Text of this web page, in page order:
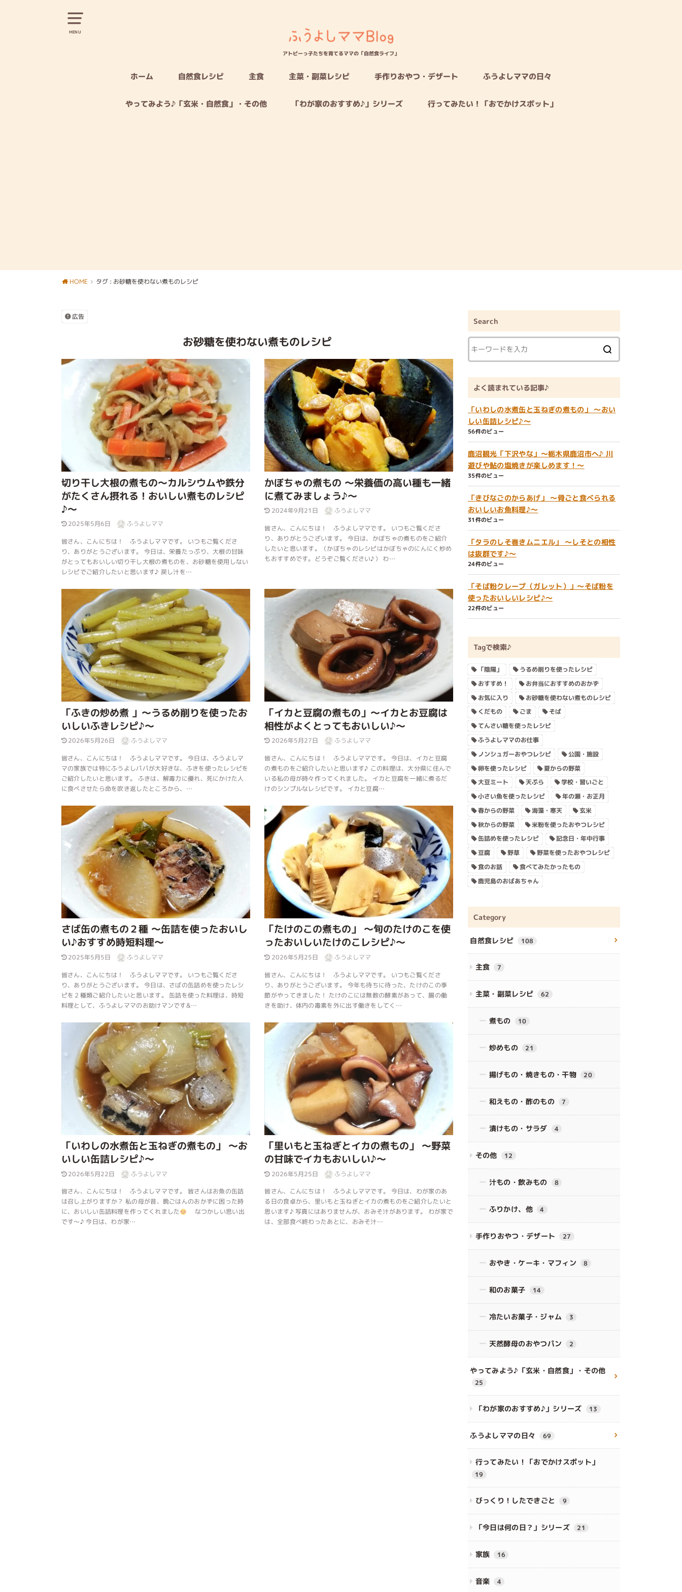
MENU
アトピーっ子たちを育てるママの「自然食ライフ」
ホーム 自然食レシピ 主食 主菜・副菜レシピ 手作りおやつ・デザート ふうよしママの日々
やってみよう♪「玄米・自然食」・その他 「わが家のおすすめ♪」シリーズ 行ってみたい！「おでかけスポット」
HOME タグ : お砂糖を使わない煮ものレシピ
広告
お砂糖を使わない煮ものレシピ
切り干し大根の煮もの～カルシウムや鉄分
がたくさん摂れる！おいしい煮ものレシピ
♪～
2025年5月6日 ふうよしママ
皆さん、こんにちは！ ふうよしママです。 いつもご覧くださ
り、ありがとうございます。 今日は、栄養たっぷり、大根の甘味
がとってもおいしい切り干し大根の煮ものを、お砂糖を使用しない
レシピでご紹介したいと思います♪ 戻し汁を…
かぼちゃの煮もの ～栄養価の高い種も一緒
に煮てみましょう♪～
2024年9月21日 ふうよしママ
皆さん、こんにちは！ ふうよしママです。 いつもご覧くださ
り、ありがとうございます。 今日は、かぼちゃの煮ものをご紹介
したいと思います。（かぼちゃのレシピはかぼちゃのにんにく炒め
もおすすめです。どうぞご覧ください♪） わ…
「ふきの炒め煮 」～うるめ削りを使ったお
いしいふきレシピ♪～
2026年5月26日 ふうよしママ
皆さん、こんにちは！ ふうよしママです。 今日は、ふうよしマ
マの家族では特にふうよしパパが大好きな、ふきを使ったレシピを
ご紹介したいと思います。 ふきは、解毒力に優れ、死にかけた人
に食べさせたら命を吹き返したところから、…
「イカと豆腐の煮もの」～イカとお豆腐は
相性がよくとってもおいしい♪～
2026年5月27日 ふうよしママ
皆さん、こんにちは！ ふうよしママです。 今日は、イカと豆腐
の煮ものをご紹介したいと思います♪ この料理は、大分県に住んで
いる私の母が時々作ってくれました。 イカと豆腐を一緒に煮るだ
けのシンプルなレシピです。 イカと豆腐…
さば缶の煮もの２種 ～缶詰を使ったおいし
い♪おすすめ時短料理～
2025年5月5日 ふうよしママ
皆さん、こんにちは！ ふうよしママです。 いつもご覧くださ
り、ありがとうございます。 今日は、さばの缶詰めを使ったレシ
ピを２種類ご紹介したいと思います。 缶詰を使った料理は、時短
料理として、ふうよしママのお助けマンです&…
「たけのこの煮もの」 ～旬のたけのこを使
ったおいしいたけのこレシピ♪～
2026年5月25日 ふうよしママ
皆さん、こんにちは！ ふうよしママです。 いつもご覧くださ
り、ありがとうございます。 今年も待ちに待った、たけのこの季
節がやってきました！ たけのこには無数の酵素があって、腸の働
きを助け、体内の毒素を外に出す働きをしてく…
「いわしの水煮缶と玉ねぎの煮もの」 ～お
いしい缶詰レシピ♪～
2026年5月22日 ふうよしママ
皆さん、こんにちは！ ふうよしママです。 皆さんはお魚の缶詰
は召し上がりますか？ 私の母が昔、晩ごはんのおかずに困った時
に、おいしい缶詰料理を作ってくれました
なつかしい思い出
です～♪ 今日は、わが家…
「里いもと玉ねぎとイカの煮もの」 ～野菜
の甘味でイカもおいしい♪～
2026年5月25日 ふうよしママ
皆さん、こんにちは！ ふうよしママです。 今日は、わが家のあ
る日の食卓から、里いもと玉ねぎとイカの煮ものをご紹介したいと
思います♪ 写真にはありませんが、おみそ汁があります。 わが家で
は、全部食べ終わったあとに、おみそ汁…
Search
よく読まれている記事♪
「いわしの水煮缶と玉ねぎの煮もの」 ～おい
しい缶詰レシピ♪～
56件のビュー
鹿沼観光「下沢やな」～栃木県鹿沼市へ♪ 川
遊びや鮎の塩焼きが楽しめます！～
35件のビュー
「きびなごのからあげ」 ～骨ごと食べられる
おいしいお魚料理♪～
31件のビュー
「タラのしそ巻きムニエル」 ～しそとの相性
は抜群です♪～
24件のビュー
「そば粉クレープ（ガレット）」～そば粉を
使ったおいしいレシピ♪～
22件のビュー
Tagで検索♪
「陰陽」
うるめ削りを使ったレシピ
おすすめ！
お弁当におすすめのおかず
お気に入り
お砂糖を使わない煮ものレシピ
くだもの
ごま
そば
てんさい糖を使ったレシピ
ふうよしママのお仕事
ノンシュガーおやつレシピ
公園・施設
卵を使ったレシピ
夏からの野菜
大豆ミート
天ぷら
学校・習いごと
小さい魚を使ったレシピ
年の瀬・お正月
春からの野菜
海藻・寒天
玄米
秋からの野菜
米粉を使ったおやつレシピ
缶詰めを使ったレシピ
記念日・年中行事
豆腐
野草
野菜を使ったおやつレシピ
食のお話
食べてみたかったもの
鹿児島のおばあちゃん
Category
自然食レシピ 108
主食 7
主菜・副菜レシピ 62
煮もの 10
炒めもの 21
揚げもの・焼きもの・干物 20
和えもの・酢のもの 7
漬けもの・サラダ 4
その他 12
汁もの・飲みもの 8
ふりかけ、他 4
手作りおやつ・デザート 27
おやき・ケーキ・マフィン 8
和のお菓子 14
冷たいお菓子・ジャム 3
天然酵母のおやつパン 2
やってみよう♪「玄米・自然食」・その他
25
「わが家のおすすめ♪」シリーズ 13
ふうよしママの日々 69
行ってみたい！「おでかけスポット」
19
びっくり！したできごと 9
「今日は何の日？」シリーズ 21
家族 16
音楽 4